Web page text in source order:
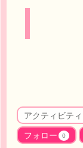
アクティビティ
フォロー 0